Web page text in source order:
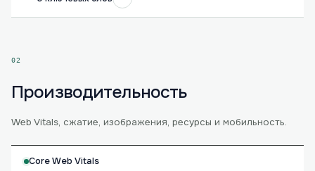
02
Производительность
Web Vitals, сжатие, изображения, ресурсы и мобильность.
Core Web Vitals